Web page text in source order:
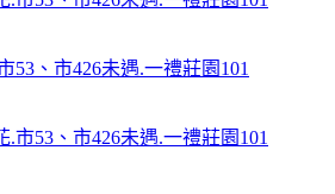
53、市426未遇.一禮莊園101